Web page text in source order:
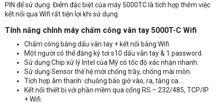
PIN để sử dụng. Điểm đặc biệt của máy 5000TC là tích hợp thêm việc
kết nối qua Wifi rất tiện lợi khi sử dụng.
Tính năng chính máy chấm công vân tay 5000T-C Wifi
Chấm công bằng dấu vân tay + kết nối bằng Wifi.
Một người có thể đăng ký tơi s10 dấu vân tay & 1 password.
Sử dụng Chip xử lý Intel của Mỹ có tốc độ xác nhận nhanh.
Sử dụng Sensor thế hệ mới chống trầy, chống mài mòn.
Tích hợp âm thanh: chuông báo giờ vào, ra, tăng ca….
Kết nối thiết bị với phần mềm qua cổng RS – 232/485, TCP/IP
+ Wifi.
Nhận báo giá sản phẩm: Máy chấm công vân tay Ronald Jack 5000T-
C Wifi